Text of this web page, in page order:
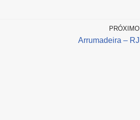
PRÓXIMO
Arrumadeira – RJ